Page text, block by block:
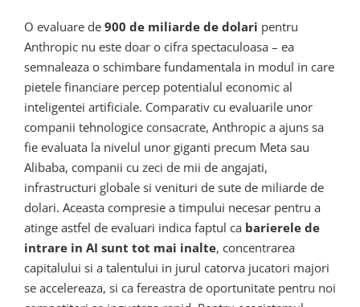
O evaluare de 900 de miliarde de dolari pentru
Anthropic nu este doar o cifra spectaculoasa – ea
semnaleaza o schimbare fundamentala in modul in care
pietele financiare percep potentialul economic al
inteligentei artificiale. Comparativ cu evaluarile unor
companii tehnologice consacrate, Anthropic a ajuns sa
fie evaluata la nivelul unor giganti precum Meta sau
Alibaba, companii cu zeci de mii de angajati,
infrastructuri globale si venituri de sute de miliarde de
dolari. Aceasta compresie a timpului necesar pentru a
atinge astfel de evaluari indica faptul ca barierele de
intrare in AI sunt tot mai inalte, concentrarea
capitalului si a talentului in jurul catorva jucatori majori
se accelereaza, si ca fereastra de oportunitate pentru noi